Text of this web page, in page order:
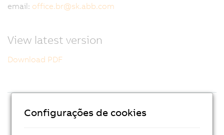
email: office.br@sk.abb.com
View latest version
Download PDF
Configurações de cookies